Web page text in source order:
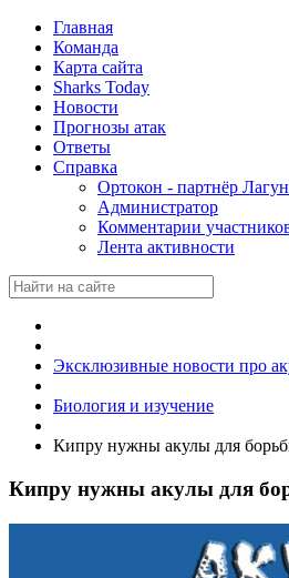
Главная
Команда
Карта сайта
Sharks Today
Новости
Прогнозы атак
Ответы
Справка
Ортокон - партнёр
Администратор
Комментарии
Лента активности
Эксклюзивные новости про
Биология и изучение
Кипру нужны акулы для
Кипру нужны акулы для